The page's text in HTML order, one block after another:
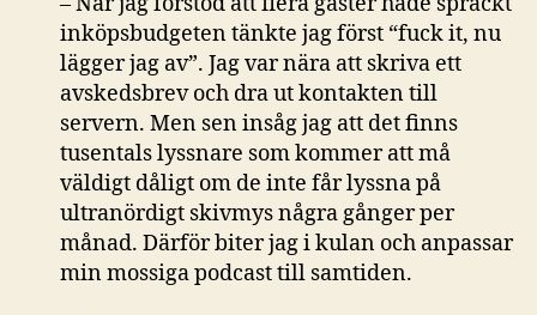
inköpsbudgeten tänkte jag först “fuck it, nu
lägger jag av”. Jag var nära att skriva ett
avskedsbrev och dra ut kontakten till
servern. Men sen insåg jag att det finns
tusentals lyssnare som kommer att må
väldigt dåligt om de inte får lyssna på
ultranördigt skivmys några gånger per
månad. Därför biter jag i kulan och anpassar
min mossiga podcast till samtiden.